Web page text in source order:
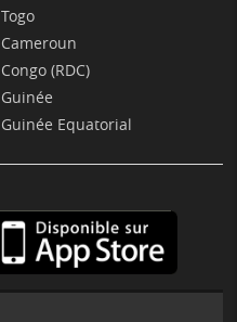
Togo
Cameroun
Congo (RDC)
Guinée
Guinée Equatorial